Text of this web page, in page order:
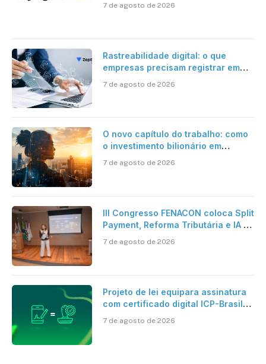
7 de agosto de 2026
Rastreabilidade digital: o que
empresas precisam registrar em
7 de agosto de 2026
O novo capítulo do trabalho: como
o investimento bilionário em
pesquisa científica revela a
7 de agosto de 2026
III Congresso FENACON coloca Split
Payment, Reforma Tributária e IA no
centro dos debates
7 de agosto de 2026
Projeto de lei equipara assinatura
com certificado digital ICP-Brasil
ao reconhecimento de firma em
cartório
7 de agosto de 2026